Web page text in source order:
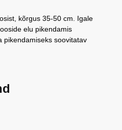
kõrgus 35-50 cm. Igale
elu pikendamis
pikendamiseks soovitatav